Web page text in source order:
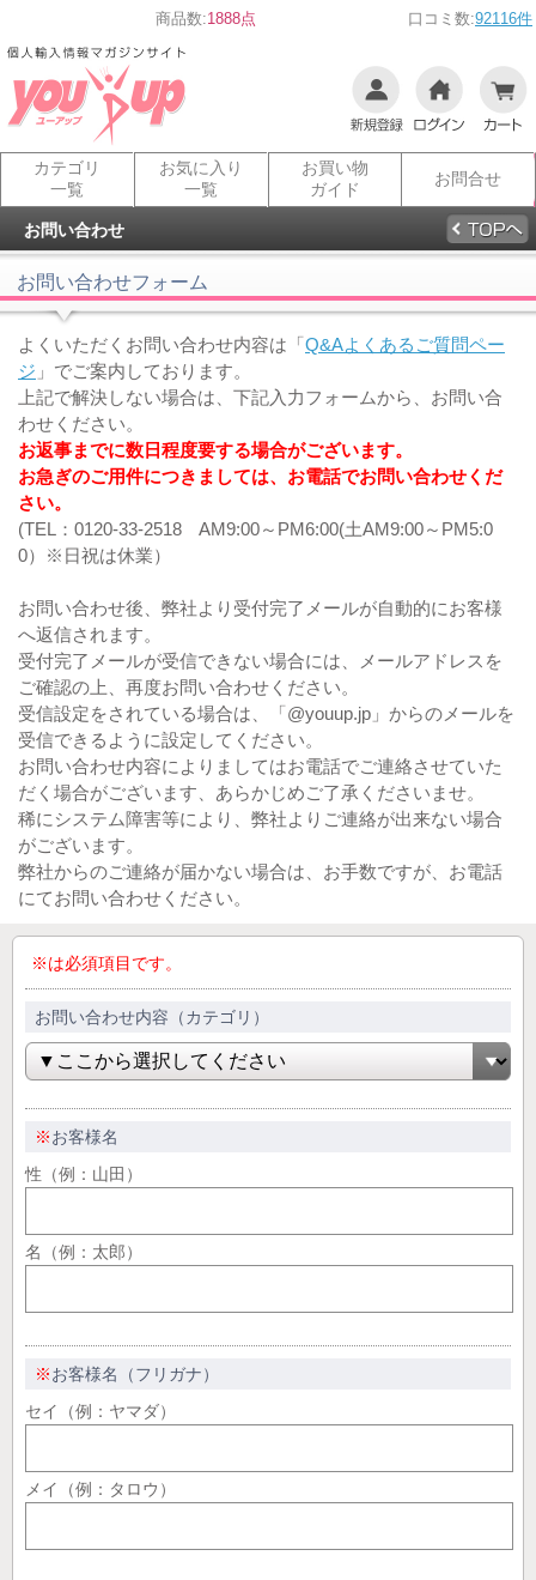
商品数:1888点 口コミ数:92116件
カテゴリ
一覧
お気に入り
一覧
お買い物
ガイド
お問合せ
お問い合わせ
お問い合わせフォーム
よくいただくお問い合わせ内容は「Q&Aよくあるご質問ペー
ジ 」でご案内しております。
上記で解決しない場合は、下記入力フォームから、お問い合
わせください。
お返事までに数日程度要する場合がございます。
お急ぎのご用件につきましては、お電話でお問い合わせくだ
さい。
(TEL：0120-33-2518 AM9:00～PM6:00(土AM9:00～PM5:0
0）※日祝は休業）
お問い合わせ後、弊社より受付完了メールが自動的にお客様
へ返信されます。
受付完了メールが受信できない場合には、メールアドレスを
ご確認の上、再度お問い合わせください。
受信設定をされている場合は、「@youup.jp」からのメールを
受信できるように設定してください。
お問い合わせ内容によりましてはお電話でご連絡させていた
だく場合がございます、あらかじめご了承くださいませ。
稀にシステム障害等により、弊社よりご連絡が出来ない場合
がございます。
弊社からのご連絡が届かない場合は、お手数ですが、お電話
にてお問い合わせください。
※は必須項目です。
お問い合わせ内容（カテゴリ）
※お客様名
性（例：山田）
名（例：太郎）
※お客様名（フリガナ）
セイ（例：ヤマダ）
メイ（例：タロウ）